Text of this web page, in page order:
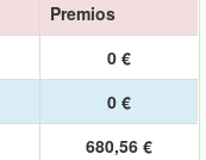
Premios
0 €
0 €
680,56 €